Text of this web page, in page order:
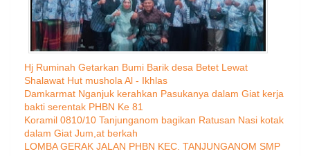
Hj Ruminah Getarkan Bumi Barik desa Betet Lewat
Shalawat Hut mushola Al - Ikhlas
Damkarmat Nganjuk kerahkan Pasukanya dalam Giat kerja
bakti serentak PHBN Ke 81
Koramil 0810/10 Tanjunganom bagikan Ratusan Nasi kotak
dalam Giat Jum,at berkah
LOMBA GERAK JALAN PHBN KEC. TANJUNGANOM SMP